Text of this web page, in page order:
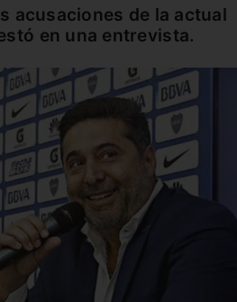
acusaciones de la actual
en una entrevista.